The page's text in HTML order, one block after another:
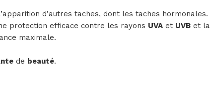
d’autres taches, dont les taches hormonales.
protection efficace contre les rayons UVA et UVB et la
maximale.
de beauté.